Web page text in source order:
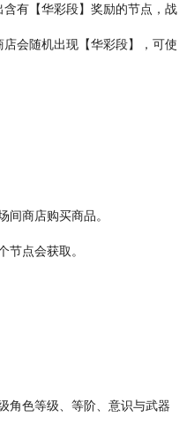
含有【华彩段】奖励的节点，战
店会随机出现【华彩段】，可使
间商店购买商品。
节点会获取。
角色等级、等阶、意识与武器